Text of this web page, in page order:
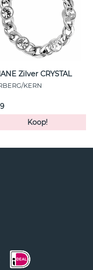
Zilver CRYSTAL
KERN
Koop!